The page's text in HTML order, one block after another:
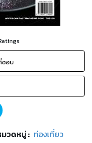
ชอบ
วดหมู่: ท่องเที่ยว